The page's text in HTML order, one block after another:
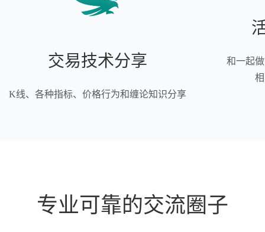
交易技术分享
K线、各种指标、价格行为和缠论知识分享
和一起
专业可靠的交流圈子